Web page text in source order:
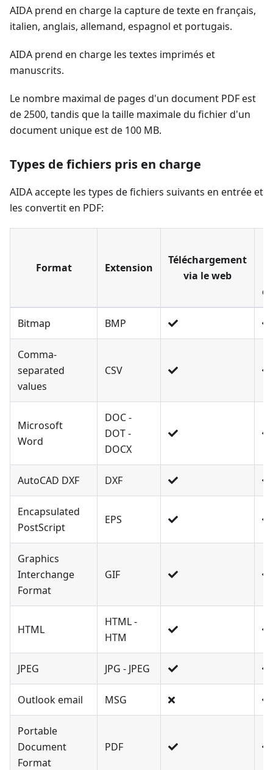
AIDA prend en charge la capture de texte en français,
italien, anglais, allemand, espagnol et portugais.
AIDA prend en charge les textes imprimés et
manuscrits.
Le nombre maximal de pages d'un document PDF est
de 2500, tandis que la taille maximale du fichier d'un
document unique est de 100 MB.
Types de fichiers pris en charge
AIDA accepte les types de fichiers suivants en entrée et
les convertit en PDF:
Format Extension
Téléchargement
via le web
Bitmap BMP
Comma-
separated
values
CSV
Microsoft
Word
DOC -
DOT -
DOCX
AutoCAD DXF DXF
Encapsulated
PostScript
EPS
Graphics
Interchange
Format
GIF
HTML
HTML -
HTM
JPEG JPG - JPEG
Outlook email MSG
Portable
Document
Format
PDF